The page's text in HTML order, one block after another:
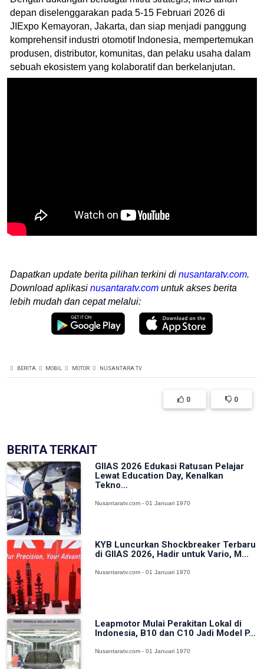
depan diselenggarakan pada 5-15 Februari 2026 di
JIExpo Kemayoran, Jakarta, dan siap menjadi panggung
komprehensif industri otomotif Indonesia, mempertemukan
produsen, distributor, komunitas, dan pelaku usaha dalam
sebuah ekosistem yang kolaboratif dan berkelanjutan.
Dapatkan update berita pilihan terkini di nusantaratv.com.
Download aplikasi nusantaratv.com untuk akses berita
lebih mudah dan cepat melalui:
BERITA MOBIL MOTOR NUSANTARA TV
0 0
BERITA TERKAIT
GIIAS 2026 Edukasi Ratusan Pelajar
Lewat Education Day, Kenalkan
Tekno...
Nusantaratv.com - 01 Januari 1970
KYB Luncurkan Shockbreaker Terbaru
di GIIAS 2026, Hadir untuk Vario, M...
Nusantaratv.com - 01 Januari 1970
Leapmotor Mulai Perakitan Lokal di
Indonesia, B10 dan C10 Jadi Model P...
Nusantaratv.com - 01 Januari 1970